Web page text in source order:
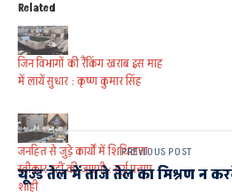
Related
जिन विभागों की रैंकिंग खराब इस माह
में लायें सुधार : कृष्ण कुमार सिंह
जनहित से जुड़े कार्यों में शिथिलता
स्वीकार नहीं की जाएगी : सूर्य प्रताप
शाही
PREVIOUS POST
यूज्ड तेल में ताजे तेल का मिश्रण न